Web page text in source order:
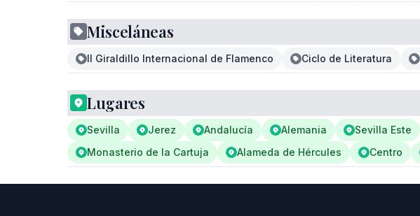
Misceláneas
II Giraldillo Internacional de Flamenco Ciclo de Literatura
Lugares
Sevilla Jerez Andalucía Alemania Sevilla Este
Monasterio de la Cartuja
Alameda de Hércules Centro